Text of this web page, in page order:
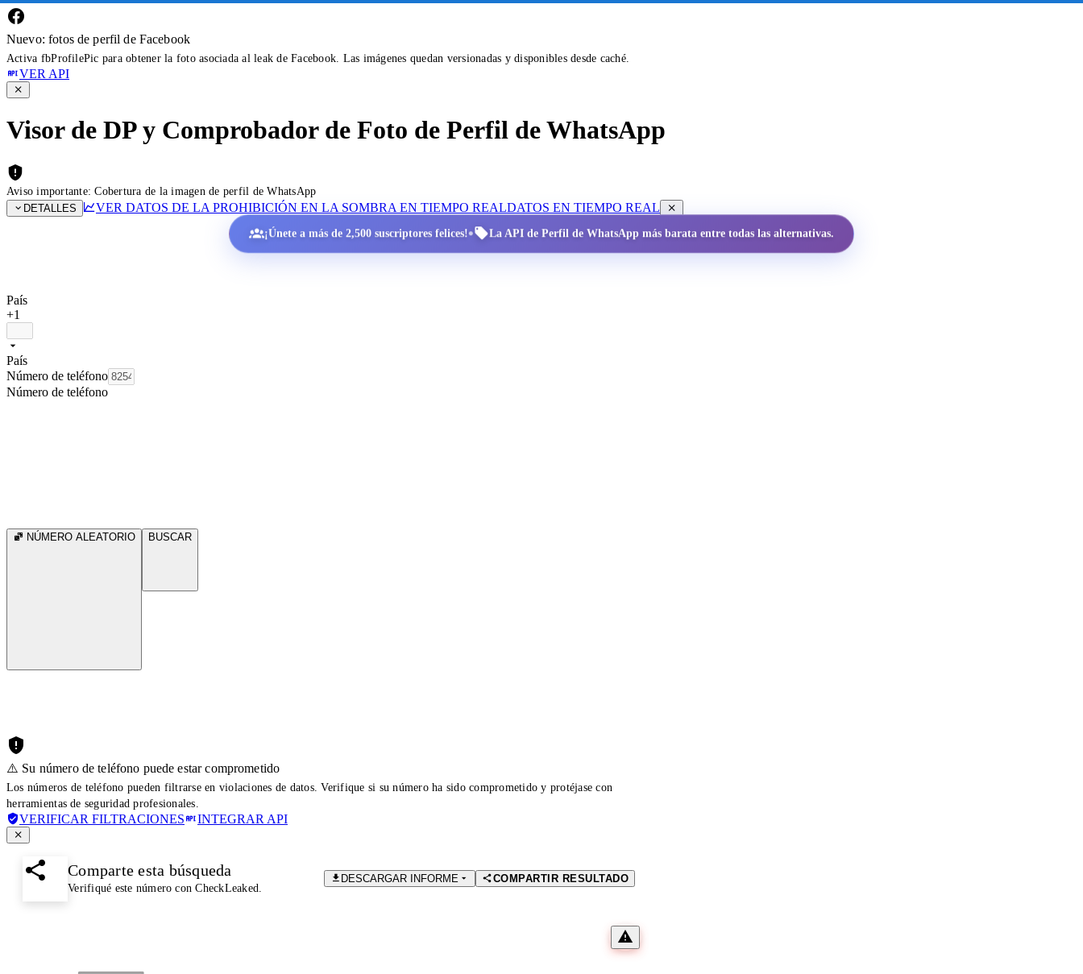
Nuevo: fotos de perfil de Facebook
Activa fbProfilePic para obtener la foto asociada al leak de Facebook. Las imágenes quedan versionadas y disponibles desde caché.
VER API
Visor de DP y Comprobador de Foto de Perfil de WhatsApp
Aviso importante: Cobertura de la imagen de perfil de WhatsApp
DETALLES
VER DATOS DE LA PROHIBICIÓN EN LA SOMBRA EN TIEMPO REALDATOS EN TIEMPO REAL
¡Únete a más de 2,500 suscriptores felices!• La API de Perfil de WhatsApp más barata entre todas las alternativas.
País
+1
País
Número de teléfono
Número de teléfono
NÚMERO ALEATORIO BUSCAR
⚠️ Su número de teléfono puede estar comprometido
Los números de teléfono pueden filtrarse en violaciones de datos. Verifique si su número ha sido comprometido y protéjase con
herramientas de seguridad profesionales.
VERIFICAR FILTRACIONES INTEGRAR API
Comparte esta búsqueda
Verifiqué este número con CheckLeaked.
DESCARGAR INFORME COMPARTIR RESULTADO